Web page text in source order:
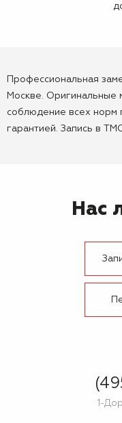
Профессиональная
Москве. Оригинальные
соблюдение всех норм
гарантией. Запись в
Нас
1-